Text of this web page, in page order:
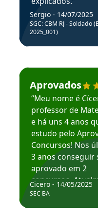
em depoimento
Sergio - 14/07/2025
SGC: CBM RJ - Soldado
2025_001)
Estudante Cicero
Aprovados
“Meu nome é
professor de
e há uns 4 anos
estudo pelo
Concursos! Nos
3 anos conseguir
aprovado em 2
concursos.
estou atuando
Cicero - 14/05/2025
SEC BA